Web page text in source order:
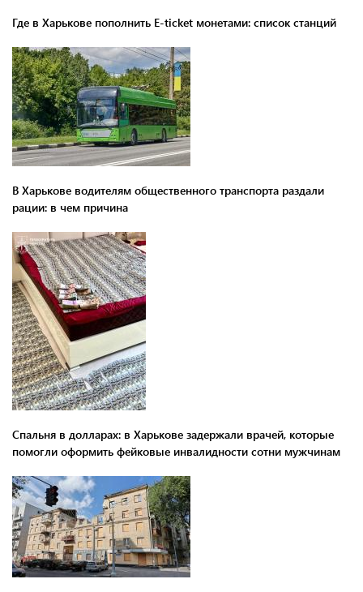
Где в Харькове пополнить E-ticket монетами: список станций
В Харькове водителям общественного транспорта раздали
рации: в чем причина
Спальня в долларах: в Харькове задержали врачей, которые
помогли оформить фейковые инвалидности сотни мужчинам